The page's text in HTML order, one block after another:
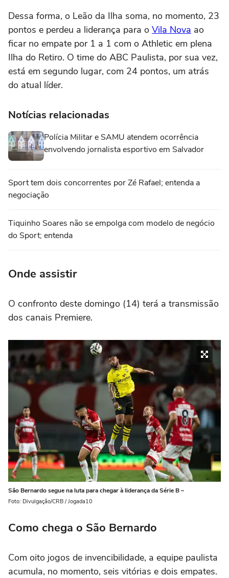
Dessa forma, o Leão da Ilha soma, no momento, 23
pontos e perdeu a liderança para o Vila Nova ao
ficar no empate por 1 a 1 com o Athletic em plena
Ilha do Retiro. O time do ABC Paulista, por sua vez,
está em segundo lugar, com 24 pontos, um atrás
do atual líder.
Notícias relacionadas
Polícia Militar e SAMU atendem ocorrência
envolvendo jornalista esportivo em Salvador
Sport tem dois concorrentes por Zé Rafael; entenda a
negociação
Tiquinho Soares não se empolga com modelo de negócio
do Sport; entenda
Onde assistir
O confronto deste domingo (14) terá a transmissão
dos canais Premiere.
São Bernardo segue na luta para chegar à liderança da Série B –
Foto: Divulgação/CRB / Jogada10
Como chega o São Bernardo
Com oito jogos de invencibilidade, a equipe paulista
acumula, no momento, seis vitórias e dois empates.